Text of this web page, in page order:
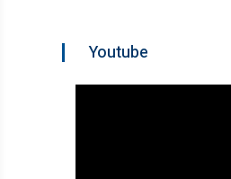
Youtube